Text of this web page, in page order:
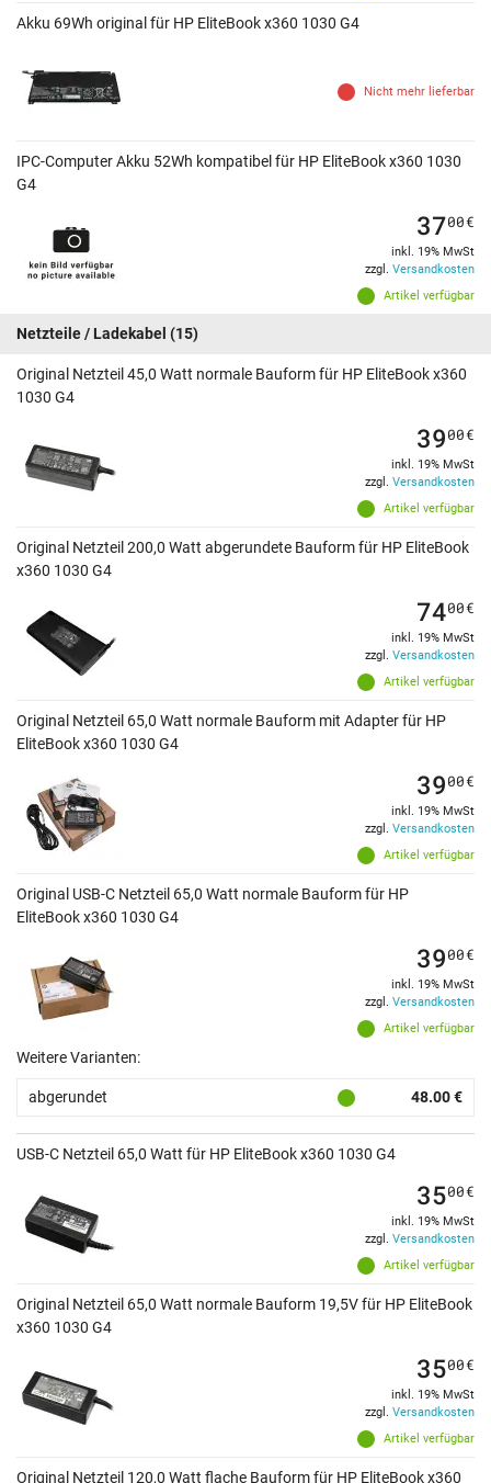
Akku 69Wh original für HP EliteBook x360 1030 G4
Nicht mehr lieferbar
IPC-Computer Akku 52Wh kompatibel für HP EliteBook x360 1030
G4
Artikel verfügbar
3700€
inkl. 19% MwSt
zzgl. Versandkosten
Netzteile / Ladekabel (15)
Original Netzteil 45,0 Watt normale Bauform für HP EliteBook x360
1030 G4
Artikel verfügbar
3900€
inkl. 19% MwSt
zzgl. Versandkosten
Original Netzteil 200,0 Watt abgerundete Bauform für HP EliteBook
x360 1030 G4
Artikel verfügbar
7400€
inkl. 19% MwSt
zzgl. Versandkosten
Original Netzteil 65,0 Watt normale Bauform mit Adapter für HP
EliteBook x360 1030 G4
Artikel verfügbar
3900€
inkl. 19% MwSt
zzgl. Versandkosten
Original USB-C Netzteil 65,0 Watt normale Bauform für HP
EliteBook x360 1030 G4
Artikel verfügbar
3900€
inkl. 19% MwSt
zzgl. Versandkosten
Weitere Varianten:
abgerundet 48.00 €
USB-C Netzteil 65,0 Watt für HP EliteBook x360 1030 G4
Artikel verfügbar
3500€
inkl. 19% MwSt
zzgl. Versandkosten
Original Netzteil 65,0 Watt normale Bauform 19,5V für HP EliteBook
x360 1030 G4
Artikel verfügbar
3500€
inkl. 19% MwSt
zzgl. Versandkosten
Original Netzteil 120,0 Watt flache Bauform für HP EliteBook x360